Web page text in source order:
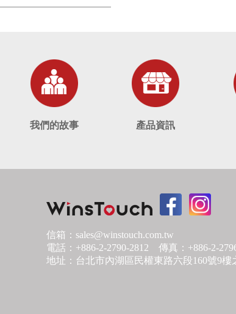
我們的故事 產品資訊
信箱：sales@winstouch.com.tw
電話：+886-2-2790-2812 傳真：+886-2-
地址：台北市內湖區民權東路六段160號9樓